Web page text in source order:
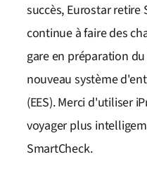
succès, Eurostar retire
continue à faire des
gare en préparation
nouveau système
(EES).Merci d'utiliser
voyager plus
SmartCheck.